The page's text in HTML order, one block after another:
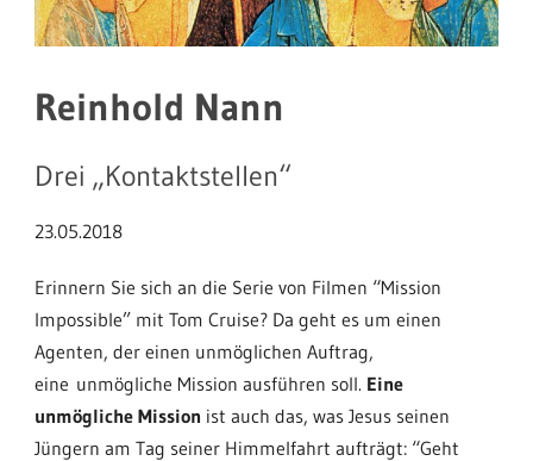
Reinhold Nann
Drei „Kontaktstellen“
23.05.2018
Erinnern Sie sich an die Serie von Filmen “Mission
Impossible” mit Tom Cruise? Da geht es um einen
Agenten, der einen unmöglichen Auftrag,
eine unmögliche Mission ausführen soll. Eine
unmögliche Mission ist auch das, was Jesus seinen
Jüngern am Tag seiner Himmelfahrt aufträgt: “Geht